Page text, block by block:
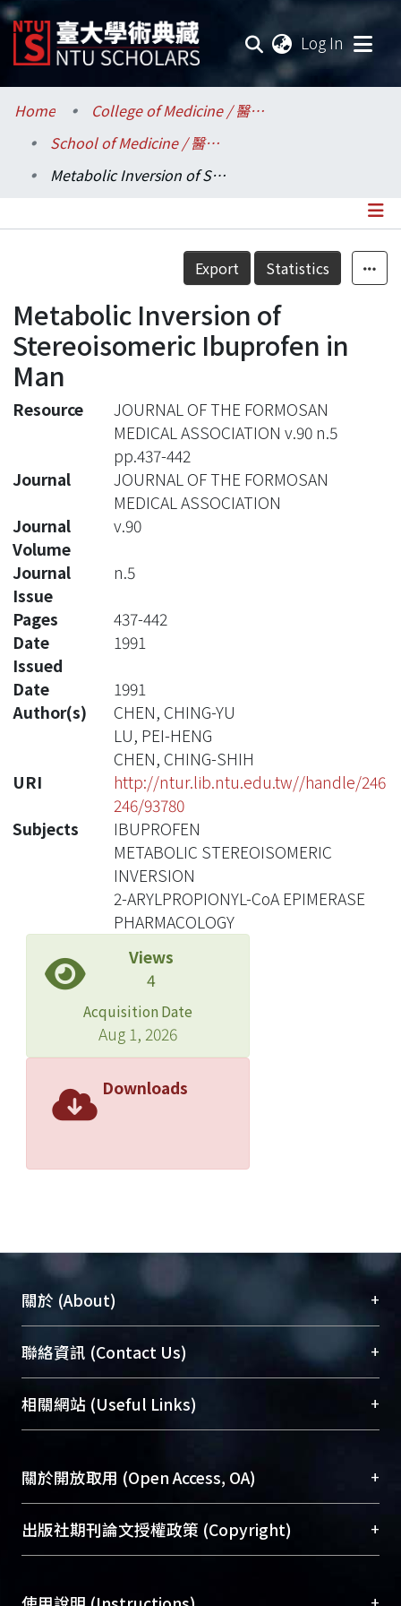
Log In
Communities & Collections
Research Outputs
Statistics
Home
College of Medicine / 醫學院
School of Medicine / 醫學系
Metabolic Inversion of Stereoisomeric Ibuprofen in Man
Details
Export Statistics
Metabolic Inversion of
Stereoisomeric Ibuprofen in
Man
Resource
JOURNAL OF THE FORMOSAN
MEDICAL ASSOCIATION v.90 n.5
pp.437-442
Journal
JOURNAL OF THE FORMOSAN
MEDICAL ASSOCIATION
Journal
Volume
v.90
Journal
Issue
n.5
Pages
437-442
Date
Issued
1991
Date
1991
Author(s)
CHEN, CHING-YU
LU, PEI-HENG
CHEN, CHING-SHIH
URI
http://ntur.lib.ntu.edu.tw//handle/246
246/93780
Subjects
IBUPROFEN
METABOLIC STEREOISOMERIC
INVERSION
2-ARYLPROPIONYL-CoA EPIMERASE
PHARMACOLOGY
Views
4
Acquisition Date
Aug 1, 2026
Downloads
關於 (About) +
臺大位居世界頂尖大學之列，為永久珍藏及向國際
展現本校豐碩的研究成果及學術能量，圖書館整合
機構典藏（NTUR）與學術庫（AH）不同功能平
台，成為臺大學術典藏NTU scholars。期能整合研
成果。
To permanently archive and promote researcher
profiles and scholarly works, Library integrates the
services of “NTU Repository” with “Academic
聯絡資訊 (Contact Us) +
總館學科館員(Main Library)
醫學圖書館學科館員(Medical Library)
Sciences Library)
相關網站 (Useful Links) +
關於開放取用 (Open Access, OA) +
開放取用是從使用者角度提升資訊取用性的社會運
動，應用在學術研究上是透過將研究著作公開供使
用逐年攀升。同時可加速研究發展、提升研究影響
出版社期刊論文授權政策 (Copyright) +